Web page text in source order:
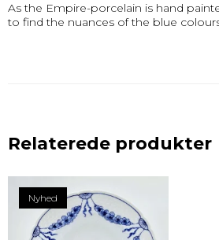
As the Empire-porcelain is hand
to find the nuances of the blue
Relaterede produkter
Nyhed